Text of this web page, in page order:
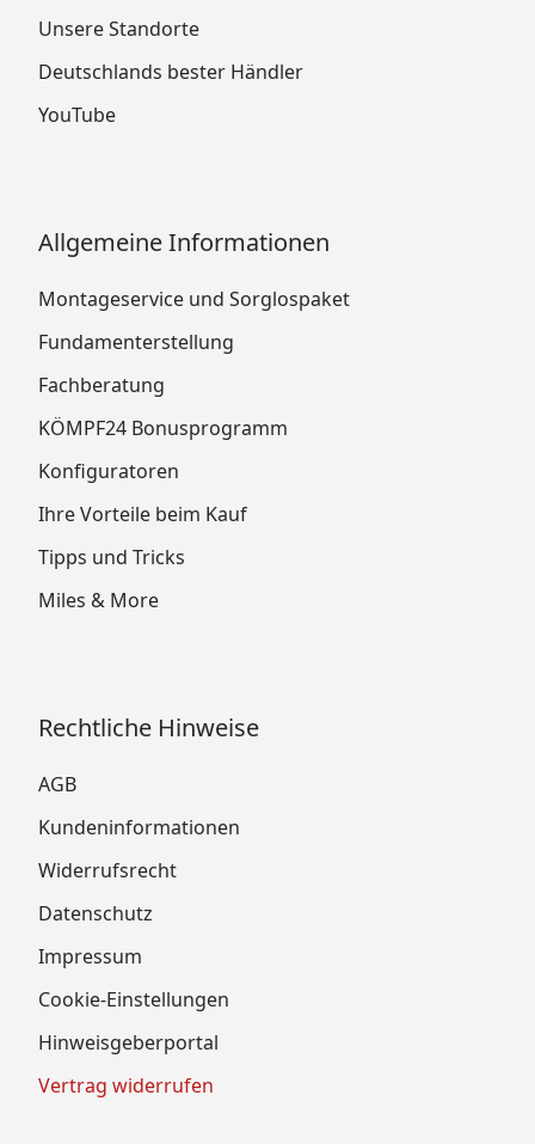
Unsere Standorte
Deutschlands bester Händler
YouTube
Allgemeine Informationen
Montageservice und Sorglospaket
Fundamenterstellung
Fachberatung
KÖMPF24 Bonusprogramm
Konfiguratoren
Ihre Vorteile beim Kauf
Tipps und Tricks
Miles & More
Rechtliche Hinweise
AGB
Kundeninformationen
Widerrufsrecht
Datenschutz
Impressum
Cookie-Einstellungen
Hinweisgeberportal
Vertrag widerrufen